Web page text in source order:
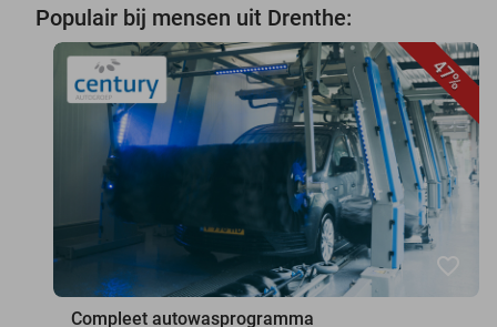
Populair bij mensen uit Drenthe:
47%
favorite_border
Compleet autowasprogramma